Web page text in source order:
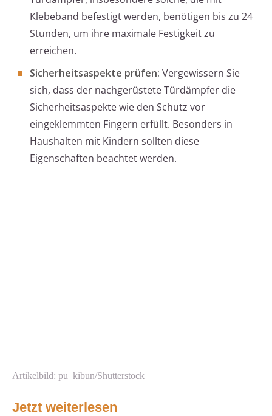
Klebeband befestigt werden, benötigen bis zu 24
Stunden, um ihre maximale Festigkeit zu
erreichen.
Sicherheitsaspekte prüfen: Vergewissern Sie
sich, dass der nachgerüstete Türdämpfer die
Sicherheitsaspekte wie den Schutz vor
eingeklemmten Fingern erfüllt. Besonders in
Haushalten mit Kindern sollten diese
Eigenschaften beachtet werden.
Artikelbild: pu_kibun/Shutterstock
Jetzt weiterlesen